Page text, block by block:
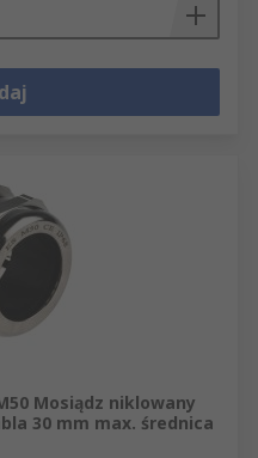
Mosiądz niklowany
30 mm max. średnica